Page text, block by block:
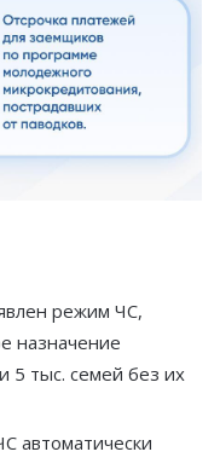
режим ЧС,
назначение
5 тыс. семей без их
автоматически